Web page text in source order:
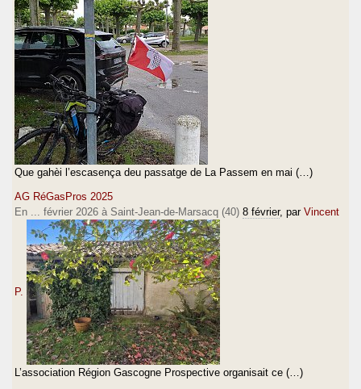
Que gahèi l’escasença deu passatge de La Passem en mai (…)
AG RéGasPros 2025
En ... février 2026 à Saint-Jean-de-Marsacq (40) 8 février, par Vincent
P.
L’association Région Gascogne Prospective organisait ce (…)